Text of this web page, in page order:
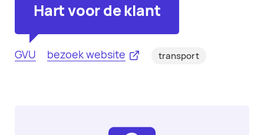
Hart voor de klant
GVU bezoek website transport